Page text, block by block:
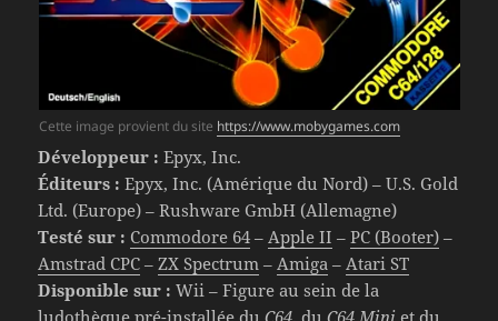
Cette image provient du site https://www.mobygames.com
Développeur : Epyx, Inc.
Éditeurs : Epyx, Inc. (Amérique du Nord) – U.S. Gold
Ltd. (Europe) – Rushware GmbH (Allemagne)
Testé sur : Commodore 64 –Apple II –PC (Booter) –
Amstrad CPC –ZX Spectrum –Amiga –Atari ST
Disponible sur : Wii – Figure au sein de la